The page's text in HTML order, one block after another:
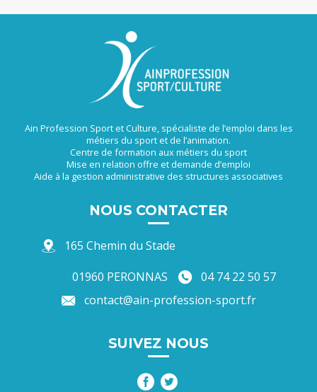
Ain Profession Sport et Culture, spécialiste de l’emploi dans les
métiers du sport et de l’animation.
Centre de formation aux métiers du sport
Mise en relation offre et demande d’emploi
Aide à la gestion administrative des structures associatives
NOUS CONTACTER
165 Chemin du Stade
01960 PERONNAS
04 74 22 50 57
contact@ain-profession-sport.fr
SUIVEZ NOUS